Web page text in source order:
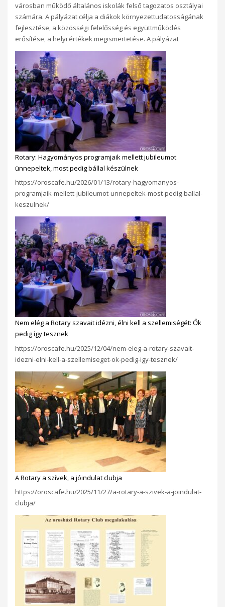
városban működő általános iskolák felső tagozatos osztályai
számára. A pályázat célja a diákok környezettudatosságának
fejlesztése, a közösségi felelősség és együttműködés
erősítése, a helyi értékek megismertetése. A pályázat
Rotary: Hagyományos programjaik mellett jubileumot
ünnepeltek, most pedig bállal készülnek
https://oroscafe.hu/2026/01/13/rotary-hagyomanyos-
programjaik-mellett-jubileumot-unnepeltek-most-pedig-ballal-
keszulnek/
Nem elég a Rotary szavait idézni, élni kell a szellemiségét: Ők
pedig így tesznek
https://oroscafe.hu/2025/12/04/nem-eleg-a-rotary-szavait-
idezni-elni-kell-a-szellemiseget-ok-pedig-igy-tesznek/
A Rotary a szívek, a jóindulat clubja
https://oroscafe.hu/2025/11/27/a-rotary-a-szivek-a-joindulat-
clubja/